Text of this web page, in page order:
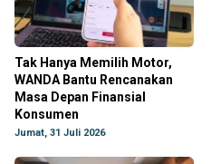
Tak Hanya Memilih Motor,
WANDA Bantu Rencanakan
Masa Depan Finansial
Konsumen
Jumat, 31 Juli 2026